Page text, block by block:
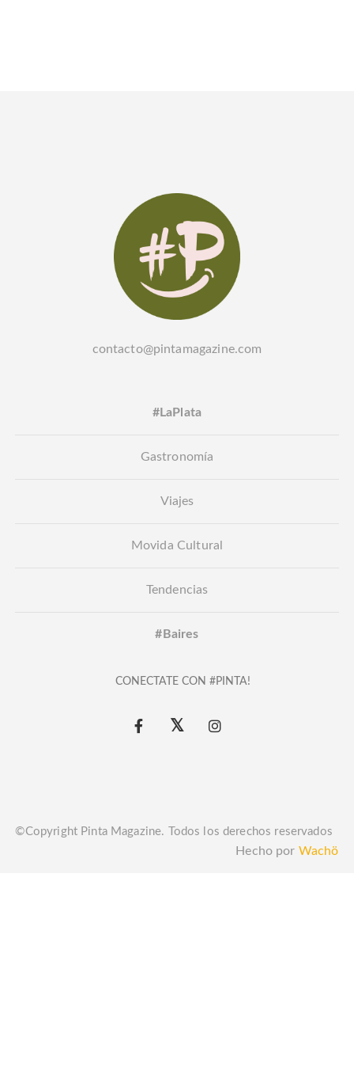
contacto@pintamagazine.com
#LaPlata
Gastronomía
Viajes
Movida Cultural
Tendencias
#Baires
CONECTATE CON #PINTA!
©Copyright Pinta Magazine. Todos los derechos reservados
Hecho por Wachö